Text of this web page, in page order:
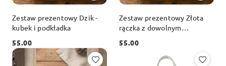
Zestaw prezentowy Dzik -
kubek i podkładka
Cena:
55.00
Zestaw prezentowy Złota
rączka z dowolnym
podkładka
Cena:
55.00